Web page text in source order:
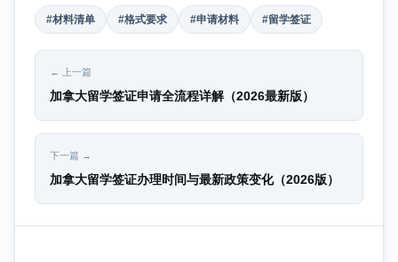
#材料清单 #格式要求 #申请材料 #留学签证
← 上一篇
加拿大留学签证申请全流程详解（2026最新版）
下一篇 →
加拿大留学签证办理时间与最新政策变化（2026版）